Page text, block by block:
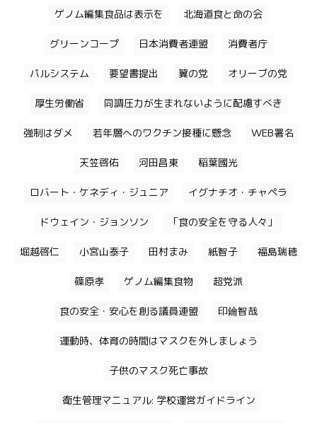
ゲノム編集食品は表示を 北海道食と命の会
グリーンコープ 日本消費者連盟 消費者庁
パルシステム 要望書提出 翼の党 オリーブの党
厚生労働省 同調圧力が生まれないように配慮すべき
強制はダメ 若年層へのワクチン接種に懸念 WEB署名
天笠啓佑 河田昌東 稲葉國光
ロバート・ケネディ・ジュニア イグナチオ・チャペラ
ドウェイン・ジョンソン 「食の安全を守る人々」
堀越啓仁 小宮山泰子 田村まみ 紙智子 福島瑞穂
篠原孝 ゲノム編集食物 超党派
食の安全・安心を創る議員連盟 印鑰智哉
運動時、体育の時間はマスクを外しましょう
子供のマスク死亡事故
衛生管理マニュアル: 学校運営ガイドライン